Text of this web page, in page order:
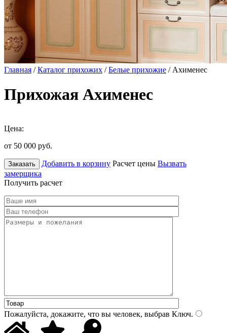
Главная /Каталог прихожих /Белые прихожие / Ахименес
Прихожая Ахименес
Цена:
от 50 000 руб.
Заказать Добавить в корзину Расчет цены Вызвать
замерщика
Получить расчет
Пожалуйста, докажите, что вы человек, выбрав Ключ.